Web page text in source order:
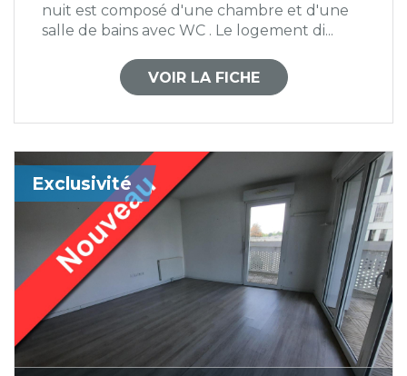
nuit est composé d'une chambre et d'une
salle de bains avec WC . Le logement di...
VOIR LA FICHE
Exclusivité